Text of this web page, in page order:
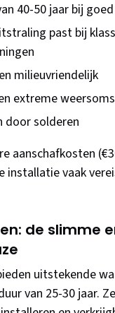
40-50 jaar bij
past bij
milieuvriendelijk
extreme
door solderen
aanschafkosten
installatie vaak
de slimme
uitstekende
van 25-30 jaar.